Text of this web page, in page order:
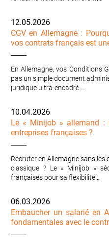
12.05.2026
CGV en Allemagne :
vos contrats français est
En Allemagne, vos Conditions
pas un simple document
juridique ultra-encadré.…
10.04.2026
Le « Minijob » allemand :
entreprises françaises ?
Recruter en Allemagne sans
classique ? Le « Minijob »
françaises pour sa flexibilité…
06.03.2026
Embaucher un salarié en
fondamentales avec le